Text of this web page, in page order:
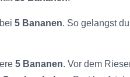
5 Bananen. So gelangst
5 Bananen. Vor dem